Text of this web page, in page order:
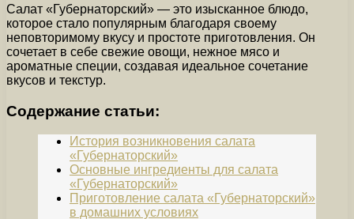
Салат «Губернаторский» — это изысканное блюдо,
которое стало популярным благодаря своему
неповторимому вкусу и простоте приготовления. Он
сочетает в себе свежие овощи, нежное мясо и
ароматные специи, создавая идеальное сочетание
вкусов и текстур.
Содержание статьи:
История возникновения салата
«Губернаторский»
Основные ингредиенты для салата
«Губернаторский»
Приготовление салата «Губернаторский»
в домашних условиях